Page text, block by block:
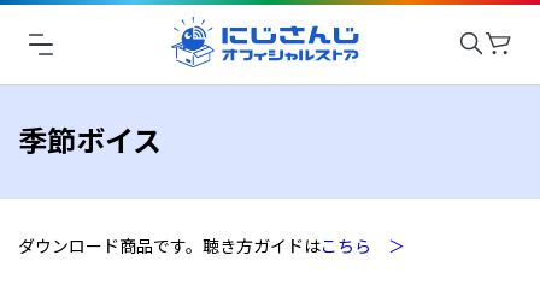
季節ボイス
ダウンロード商品です。聴き方ガイドはこちら ＞